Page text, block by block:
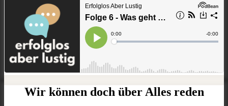
Wir können doch über Alles reden